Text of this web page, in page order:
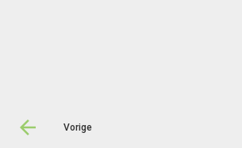
Vorige